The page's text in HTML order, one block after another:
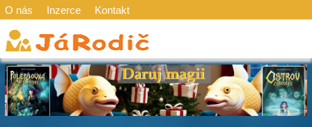
O nás Inzerce Kontakt